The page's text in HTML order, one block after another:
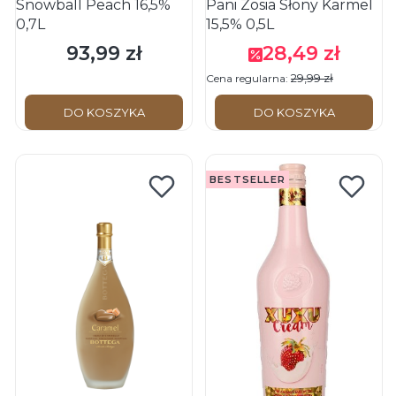
Snowball Peach 16,5%
0,7L
Cena
93,99 zł
DO KOSZYKA
Pani Zosia Słony Karmel
15,5% 0,5L
Cena promocyjna
28,49 zł
Cena regularna: 29,99 zł
DO KOSZYKA
BESTSELLER